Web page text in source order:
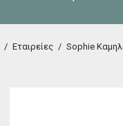
/ Εταιρείες / Sophie